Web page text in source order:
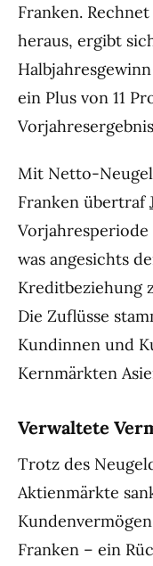
Franken.
heraus, ergibt
ein Plus von 11
Mit Netto-
Franken übertraf
Vorjahresperiode
was angesichts
Kreditbeziehung
Die Zuflüsse
Kundinnen und
Kernmärkten
Verwaltete
Trotz des
Aktienmärkte
Franken – ein